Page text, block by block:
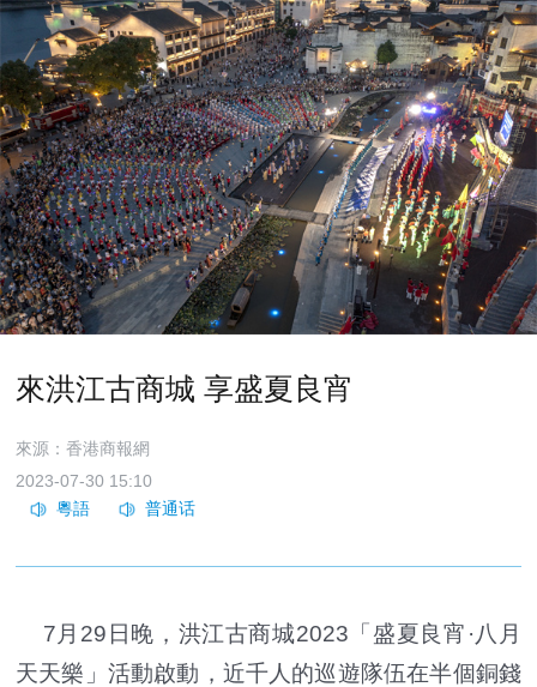
來洪江古商城 享盛夏良宵
來源：香港商報網
2023-07-30 15:10
7月29日晚，洪江古商城2023「盛夏良宵·八月
天天樂」活動啟動，近千人的巡遊隊伍在半個銅錢